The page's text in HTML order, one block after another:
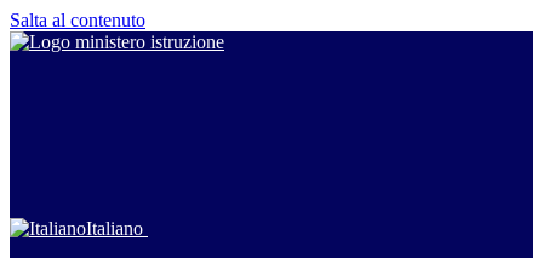
Salta al contenuto
Italiano